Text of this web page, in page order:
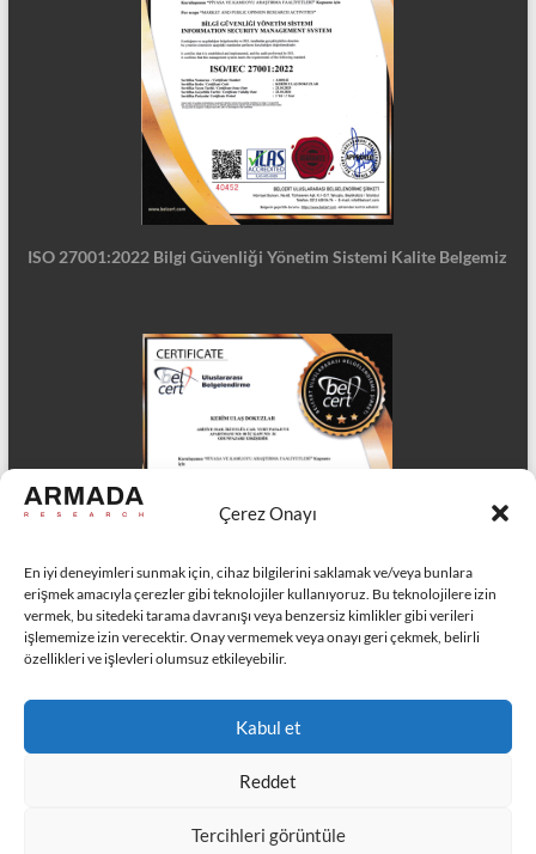
Çerez Onayı
En iyi deneyimleri sunmak için, cihaz bilgilerini saklamak ve/veya bunlara
erişmek amacıyla çerezler gibi teknolojiler kullanıyoruz. Bu teknolojilere izin
vermek, bu sitedeki tarama davranışı veya benzersiz kimlikler gibi verileri
işlememize izin verecektir. Onay vermemek veya onayı geri çekmek, belirli
özellikleri ve işlevleri olumsuz etkileyebilir.
Kabul et
Reddet
Tercihleri görüntüle
ISO 27001:2022 Bilgi Güvenliği Yönetim Sistemi Kalite Belgemiz
ISO 27701:2025 Kişiye Özel Bilgilerin Yönetimi Sertifikası
Belgemiz